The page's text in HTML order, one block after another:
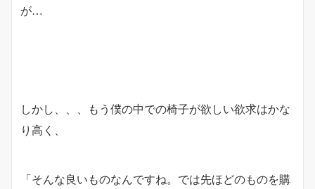
が…
しかし、、、もう僕の中での椅子が欲しい欲求はかな
り高く、
「そんな良いものなんですね。では先ほどのものを購